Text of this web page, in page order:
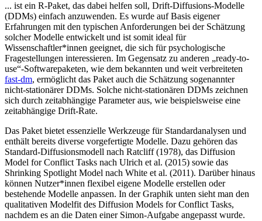
... ist ein R-Paket, das dabei helfen soll, Drift-Diffusions-Modelle
(DDMs) einfach anzuwenden. Es wurde auf Basis eigener
Erfahrungen mit den typischen Anforderungen bei der Schätzung
solcher Modelle entwickelt und ist somit ideal für
Wissenschaftler*innen geeignet, die sich für psychologische
Fragestellungen interessieren. Im Gegensatz zu anderen „ready-to-
use“-Softwarepaketen, wie dem bekannten und weit verbreiteten
fast-dm, ermöglicht das Paket auch die Schätzung sogenannter
nicht-stationärer DDMs. Solche nicht-stationären DDMs zeichnen
sich durch zeitabhängige Parameter aus, wie beispielsweise eine
zeitabhängige Drift-Rate.
Das Paket bietet essenzielle Werkzeuge für Standardanalysen und
enthält bereits diverse vorgefertigte Modelle. Dazu gehören das
Standard-Diffusionsmodell nach Ratcliff (1978), das Diffusion
Model for Conflict Tasks nach Ulrich et al. (2015) sowie das
Shrinking Spotlight Model nach White et al. (2011). Darüber hinaus
können Nutzer*innen flexibel eigene Modelle erstellen oder
bestehende Modelle anpassen. In der Graphik unten sieht man den
qualitativen Modelfit des Diffusion Models for Conflict Tasks,
nachdem es an die Daten einer Simon-Aufgabe angepasst wurde.